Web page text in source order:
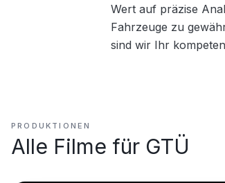
Wert auf präzise
Fahrzeuge zu
sind wir Ihr
PRODUKTIONEN
Alle Filme für GTÜ